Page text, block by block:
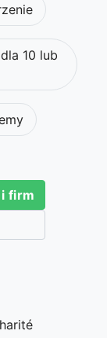
10 lub
i firm